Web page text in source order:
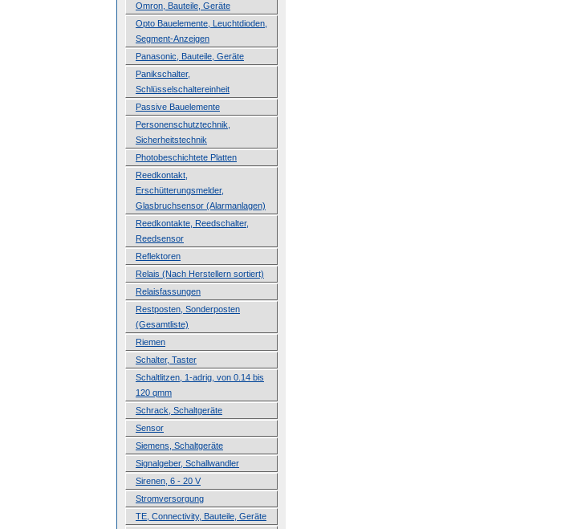
Omron, Bauteile, Geräte
Opto Bauelemente, Leuchtdioden,
Segment-Anzeigen
Panasonic, Bauteile, Geräte
Panikschalter,
Schlüsselschaltereinheit
Passive Bauelemente
Personenschutztechnik,
Sicherheitstechnik
Photobeschichtete Platten
Reedkontakt,
Erschütterungsmelder,
Glasbruchsensor (Alarmanlagen)
Reedkontakte, Reedschalter,
Reedsensor
Reflektoren
Relais (Nach Herstellern sortiert)
Relaisfassungen
Restposten, Sonderposten
(Gesamtliste)
Riemen
Schalter, Taster
Schaltlitzen, 1-adrig, von 0.14 bis
120 qmm
Schrack, Schaltgeräte
Sensor
Siemens, Schaltgeräte
Signalgeber, Schallwandler
Sirenen, 6 - 20 V
Stromversorgung
TE, Connectivity, Bauteile, Geräte